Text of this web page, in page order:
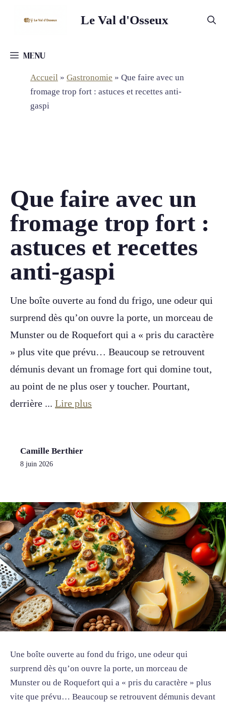
Le Val d'Osseux
MENU
Accueil » Gastronomie » Que faire avec un
fromage trop fort : astuces et recettes anti-
gaspi
Que faire avec un
fromage trop fort :
astuces et recettes
anti-gaspi
Une boîte ouverte au fond du frigo, une odeur qui
surprend dès qu’on ouvre la porte, un morceau de
Munster ou de Roquefort qui a « pris du caractère
» plus vite que prévu… Beaucoup se retrouvent
démunis devant un fromage fort qui domine tout,
au point de ne plus oser y toucher. Pourtant,
derrière ... Lire plus
Camille Berthier
8 juin 2026
Une boîte ouverte au fond du frigo, une odeur qui
surprend dès qu’on ouvre la porte, un morceau de
Munster ou de Roquefort qui a « pris du caractère » plus
vite que prévu… Beaucoup se retrouvent démunis devant